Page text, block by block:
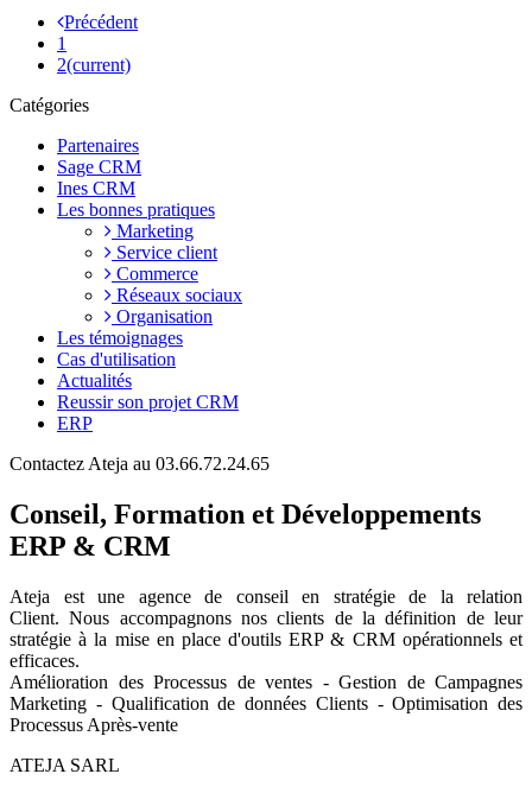
Précédent
1
2(current)
Catégories
Partenaires
Sage CRM
Ines CRM
Les bonnes pratiques
Marketing
Service client
Commerce
Réseaux sociaux
Organisation
Les témoignages
Cas d'utilisation
Actualités
Reussir son projet CRM
ERP
Contactez Ateja au 03.66.72.24.65
Conseil, Formation et Développements
ERP & CRM
Ateja est une agence de conseil en stratégie de la relation
Client.Nous accompagnons nos clients de la définition de leur
stratégie à la mise en place d'outils ERP & CRM opérationnels et
efficaces.
Amélioration des Processus de ventes - Gestion de Campagnes
Marketing - Qualification de données Clients - Optimisation des
Processus Après-vente
ATEJA SARL